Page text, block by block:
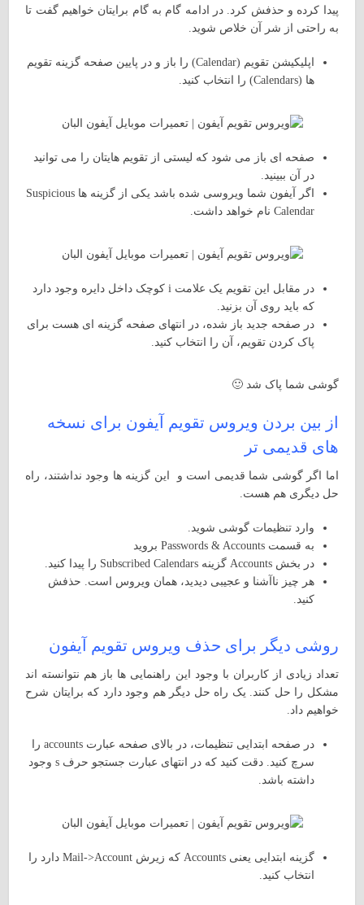
پیدا کرده و حذفش کرد. در ادامه گام به گام برایتان خواهیم گفت تا
به راحتی از شر آن خلاص شوید.
اپلیکیشن تقویم (Calendar) را باز و در پایین صفحه گزینه تقویم
ها (Calendars) را انتخاب کنید.
صفحه ای باز می شود که لیستی از تقویم هایتان را می توانید
در آن ببینید.
اگر آیفون شما ویروسی شده باشد یکی از گزینه ها Suspicious
Calendar نام خواهد داشت.
در مقابل این تقویم یک علامت i کوچک داخل دایره وجود دارد
که باید روی آن بزنید.
در صفحه جدید باز شده، در انتهای صفحه گزینه ای هست برای
پاک کردن تقویم، آن را انتخاب کنید.
گوشی شما پاک شد 🙂
از بین بردن ویروس تقویم آیفون برای نسخه
های قدیمی تر
اما اگر گوشی شما قدیمی است و این گزینه ها وجود نداشتند، راه
حل دیگری هم هست.
وارد تنظیمات گوشی شوید.
به قسمت Passwords & Accounts بروید
در بخش Accounts گزینه Subscribed Calendars را پیدا کنید.
هر چیز ناآشنا و عجیبی دیدید، همان ویروس است. حذفش
کنید.
روشی دیگر برای حذف ویروس تقویم آیفون
تعداد زیادی از کاربران با وجود این راهنمایی ها باز هم نتوانسته اند
مشکل را حل کنند. یک راه حل دیگر هم وجود دارد که برایتان شرح
خواهیم داد.
در صفحه ابتدایی تنظیمات، در بالای صفحه عبارت accounts را
سرچ کنید. دقت کنید که در انتهای عبارت جستجو حرف s وجود
داشته باشد.
گزینه ابتدایی یعنی Accounts که زیرش Mail->Account دارد را
انتخاب کنید.